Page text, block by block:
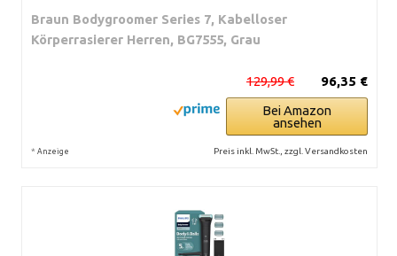
Braun Bodygroomer Series 7, Kabelloser
Körperrasierer Herren, BG7555, Grau
96,35 €
129,99 €
Bei Amazon
ansehen
* Anzeige Preis inkl. MwSt., zzgl. Versandkosten